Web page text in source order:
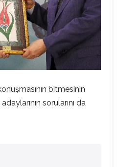
bitmesinin
sorularını da